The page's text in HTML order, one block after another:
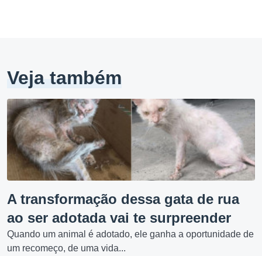
Veja também
A transformação dessa gata de rua
ao ser adotada vai te surpreender
Quando um animal é adotado, ele ganha a oportunidade de
um recomeço, de uma vida...